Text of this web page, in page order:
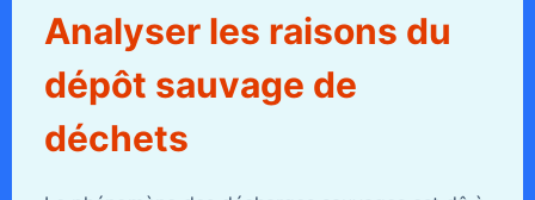
Analyser les raisons du
dépôt sauvage de
déchets